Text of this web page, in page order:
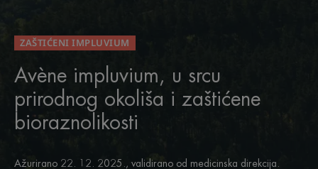
ZAŠTIĆENI IMPLUVIUM
Avène impluvium, u srcu
prirodnog okoliša i zaštićene
bioraznolikosti
Ažurirano 22. 12. 2025. , validirano od medicinska direkcija